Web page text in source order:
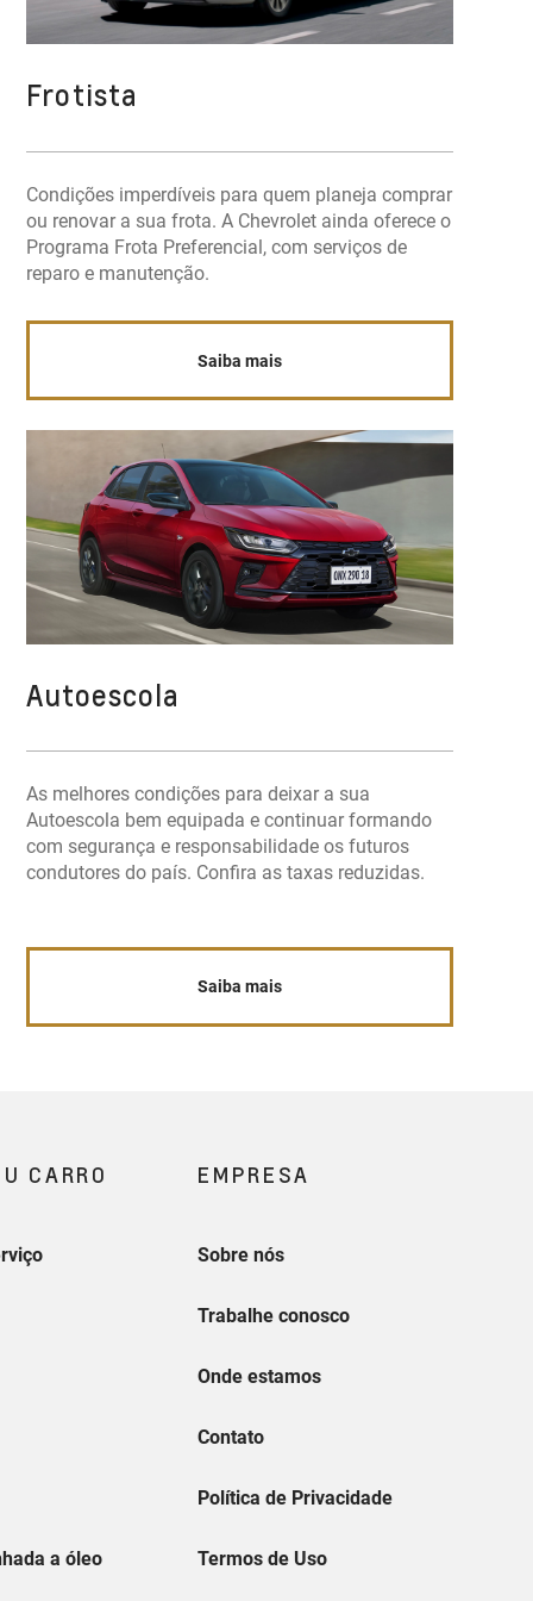
Frotista
Condições imperdíveis para quem planeja comprar
ou renovar a sua frota. A Chevrolet ainda oferece o
Programa Frota Preferencial, com serviços de
reparo e manutenção.
Saiba mais
Autoescola
As melhores condições para deixar a sua
Autoescola bem equipada e continuar formando
com segurança e responsabilidade os futuros
condutores do país. Confira as taxas reduzidas.
Saiba mais